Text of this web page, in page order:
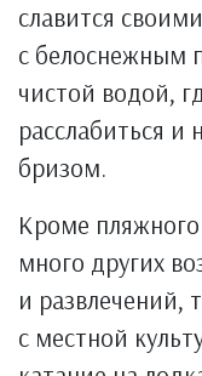
славится
с белоснежным
чистой водой,
расслабиться и
бризом.
Кроме
много других
и развлечений,
с местной